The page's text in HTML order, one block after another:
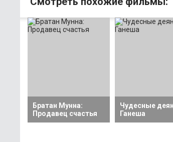
Братан Мунна:
Продавец счастья
Чудесные
Ганеша